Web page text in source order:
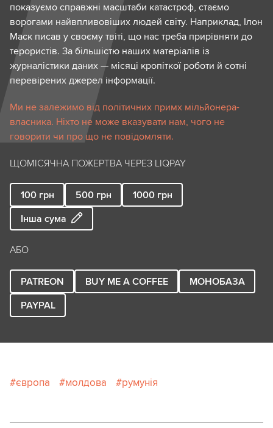
показуємо справжні масштаби катастроф, стаємо
ворогами найвпливовіших людей світу. Наприклад, Ілон
Маск писав у своєму твіті, що нас треба прирівняти до
терористів. За більшістю наших матеріалів із
журналістики даних — місяці кропіткої роботи й сотні
перевірених джерел інформації.
Ми не залежимо від політичних примх мільйонера-
власника. Ніхто не може вказувати нам, чого не
говорити чи про що не повідомляти.
ЩОМІСЯЧНА ПОЖЕРТВА ЧЕРЕЗ LIQPAY
100 грн 500 грн 1000 грн
Інша сума
АБО
PATREON BUY ME A COFFEE
МОНОБАЗА
PAYPAL
європа молдова румунія